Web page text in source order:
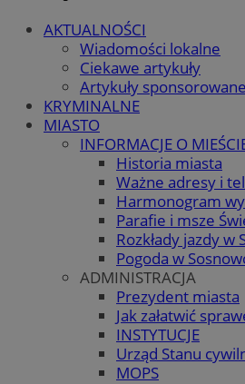
AKTUALNOŚCI
Wiadomości lokalne
Ciekawe artykuły
Artykuły sponsorowane
KRYMINALNE
MIASTO
INFORMACJE O
Historia miasta
Ważne adresy i
Harmonogram
Parafie i msze
Rozkłady jazdy w
Pogoda w
ADMINISTRACJA
Prezydent miasta
Jak załatwić
INSTYTUCJE
Urząd Stanu
MOPS